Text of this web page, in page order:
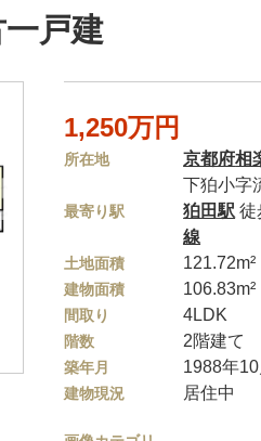
戸建
1,250万円
所在地 京都府相
下狛小字
最寄り駅 狛田駅 徒
線
土地面積 121.72m²
建物面積 106.83m²
間取り 4LDK
階数 2階建て
築年月 1988年
建物現況 居住中